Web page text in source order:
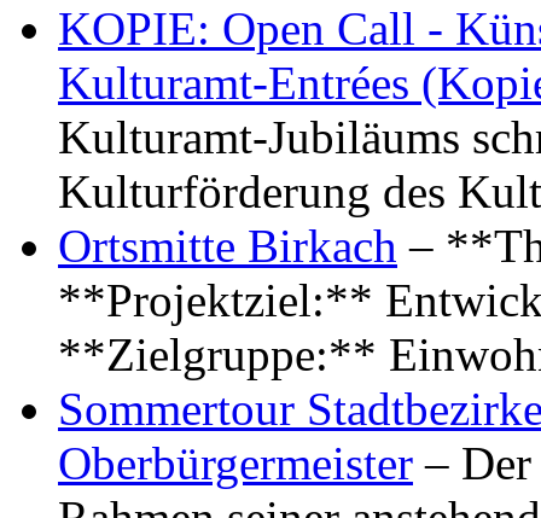
KOPIE: Open Call -
Kulturamt-Entrées
Kulturamt-Jubiläums
Kulturförderung des
Ortsmitte Birkach –
**Projektziel:**
**Zielgruppe:**
Sommertour
Oberbürgermeister –